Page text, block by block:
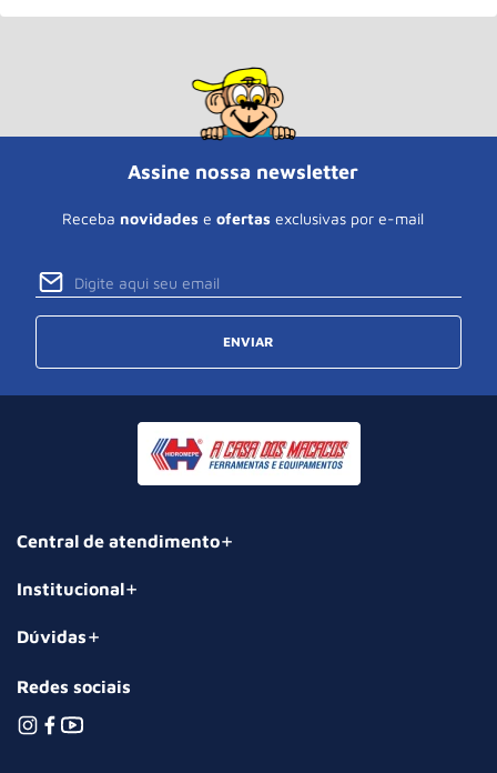
Assine nossa newsletter
Receba novidades e ofertas exclusivas por e-mail
ENVIAR
Central de atendimento
Institucional
Dúvidas
Redes sociais